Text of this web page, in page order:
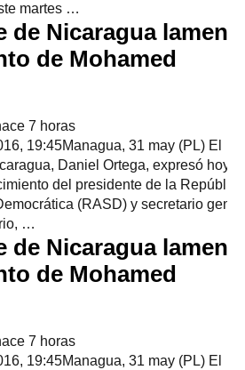
martes …
de Nicaragua
de Mohamed
7 horas‎
19:45Managua, 31 may (PL) El
Daniel Ortega, expresó hoy
del presidente de la República
(RASD) y secretario
…
de Nicaragua
de Mohamed
7 horas‎
19:45Managua, 31 may (PL) El